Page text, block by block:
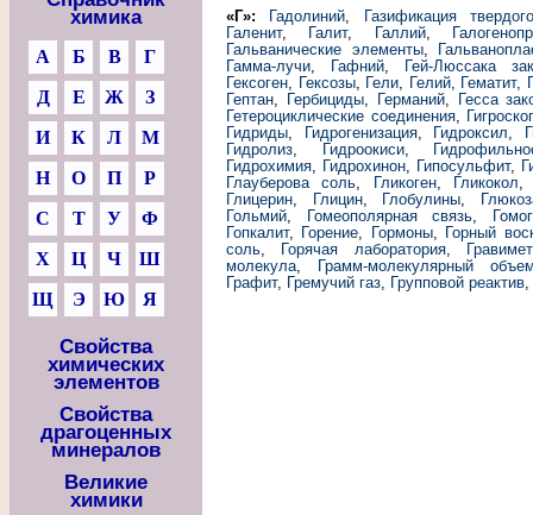
химика
А Б В
Г
Д
Е Ж
З
И
К Л
М
Н
О П
Р
С
Т У
Ф
Х
Ц Ч
Ш
Щ
Э Ю Я
Свойства
химических
элементов
Свойства
драгоценных
минералов
Великие
химики
«Г»: Гадолиний,
Газификация
Галенит, Галит, Галлий,
Гальванические элементы,
Гамма-лучи, Гафний,
Гей-Люссака
Гексоген, Гексозы, Гели, Гелий, Гематит,
Гептан, Гербициды, Германий,
Гесса
Гетероциклические соединения,
Гидриды, Гидрогенизация, Гидроксил,
Гидролиз, Гидроокиси,
Гидрохимия, Гидрохинон, Гипосульфит,
Глауберова соль, Гликоген, Гликокол
Глицерин, Глицин, Глобулины,
Гольмий, Гомеополярная связь,
Гопкалит, Горение, Гормоны, Горный
соль, Горячая лаборатория,
молекула,
Грамм-молекулярный
Графит, Гремучий газ, Групповой реактив,